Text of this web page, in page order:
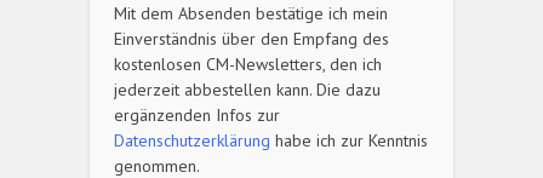
Mit dem Absenden bestätige ich mein
Einverständnis über den Empfang des
kostenlosen CM-Newsletters, den ich
jederzeit abbestellen kann. Die dazu
ergänzenden Infos zur
Datenschutzerklärung habe ich zur Kenntnis
genommen.